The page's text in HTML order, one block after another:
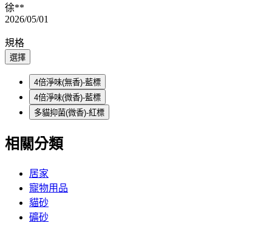
徐**
2026/05/01
規格
選擇
4倍淨味(無香)-藍標
4倍淨味(微香)-藍標
多貓抑菌(微香)-紅標
相關分類
居家
寵物用品
貓砂
礦砂